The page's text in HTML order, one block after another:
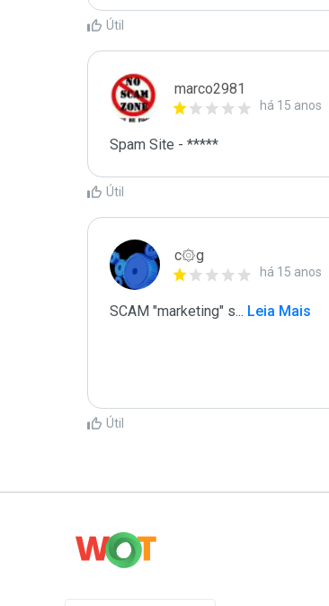
Útil
marco2981
há 15 anos
Útil
c۞g
há 15 anos
SCAM "marketing" s... Leia Mais
Útil